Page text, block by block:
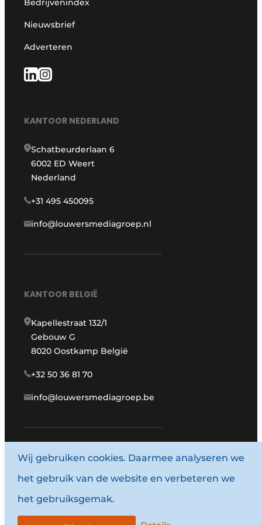
Bedrijvenindex
Nieuwsbrief
Adverteren
KANTOOR NEDERLAND
Schatbeurderlaan 6
6002 ED Weert
Nederland
+31 495 450095
info@louwersmediagroep.nl
KANTOOR BELGIË
Kapellestraat 132/1
Gebouw G
8020 Oostkamp België
+32 50 36 81 70
info@louwersmediagroep.be
www.louwersmediagroep.com
© 1987 - 2026 Louwersmediagroep.
Algemene voorwaarden
Wij gebruiken cookies. Daarmee analyseren we
het gebruik van de website en verbeteren we
het gebruiksgemak.